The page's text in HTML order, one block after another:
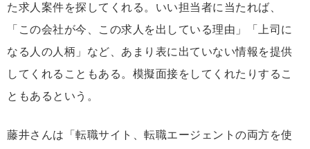
た求人案件を探してくれる。いい担当者に当たれば、
「この会社が今、この求人を出している理由」「上司に
なる人の人柄」など、あまり表に出ていない情報を提供
してくれることもある。模擬面接をしてくれたりするこ
ともあるという。
藤井さんは「転職サイト、転職エージェントの両方を使